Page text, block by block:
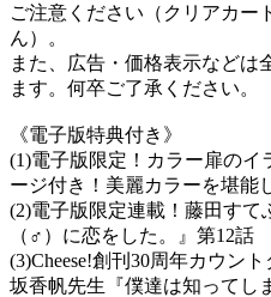
ご注意ください（クリアカー
ん）。
また、広告・価格表示などは
ます。何卒ご了承ください。
《電子版特典付き》
(1)電子版限定！カラー扉の
ージ付き！美麗カラーを堪能
(2)電子版限定連載！藤田す
（♂）に恋をした。』第12話
(3)Cheese!創刊30周年カウン
坂香帆先生『僕達は知ってし